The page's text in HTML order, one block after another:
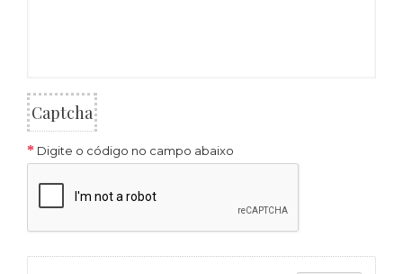
Captcha
Digite o código no campo abaixo